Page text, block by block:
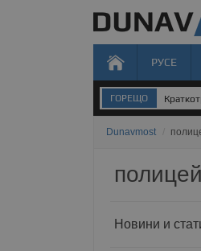
РУСЕ
ГОРЕЩО
Dunavmost
Новини и